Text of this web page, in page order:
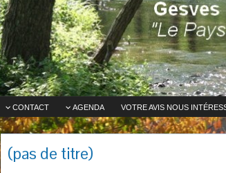
CONTACT AGENDA VOTRE AVIS NOUS
(pas de titre)